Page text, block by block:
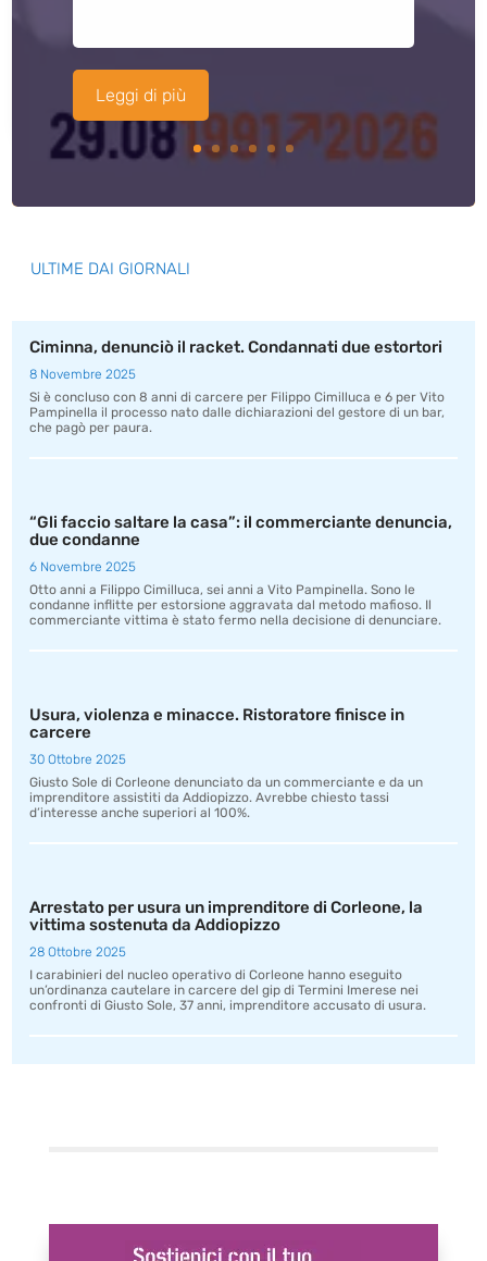
Leggi di più
ULTIME DAI GIORNALI
Ciminna, denunciò il racket. Condannati due estortori
8 Novembre 2025
Si è concluso con 8 anni di carcere per Filippo Cimilluca e 6 per Vito
Pampinella il processo nato dalle dichiarazioni del gestore di un bar,
che pagò per paura.
“Gli faccio saltare la casa”: il commerciante denuncia,
due condanne
6 Novembre 2025
Otto anni a Filippo Cimilluca, sei anni a Vito Pampinella. Sono le
condanne inflitte per estorsione aggravata dal metodo mafioso. Il
commerciante vittima è stato fermo nella decisione di denunciare.
Usura, violenza e minacce. Ristoratore finisce in
carcere
30 Ottobre 2025
Giusto Sole di Corleone denunciato da un commerciante e da un
imprenditore assistiti da Addiopizzo. Avrebbe chiesto tassi
d’interesse anche superiori al 100%.
Arrestato per usura un imprenditore di Corleone, la
vittima sostenuta da Addiopizzo
28 Ottobre 2025
I carabinieri del nucleo operativo di Corleone hanno eseguito
un’ordinanza cautelare in carcere del gip di Termini Imerese nei
confronti di Giusto Sole, 37 anni, imprenditore accusato di usura.